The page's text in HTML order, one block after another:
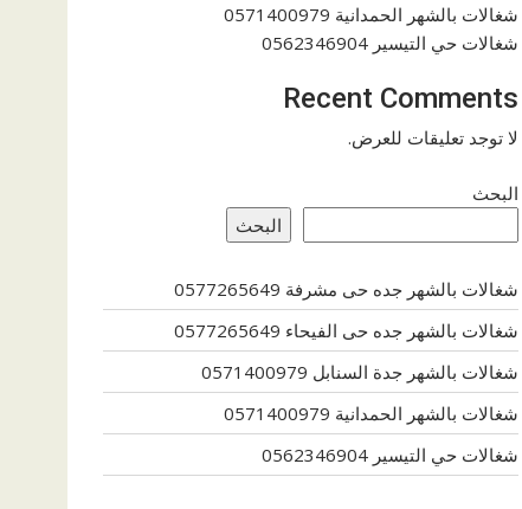
شغالات بالشهر الحمدانية 0571400979
شغالات حي التيسير 0562346904
Recent Comments
لا توجد تعليقات للعرض.
البحث
البحث
شغالات بالشهر جده حى مشرفة 0577265649
شغالات بالشهر جده حى الفيحاء 0577265649
شغالات بالشهر جدة السنابل 0571400979
شغالات بالشهر الحمدانية 0571400979
شغالات حي التيسير 0562346904